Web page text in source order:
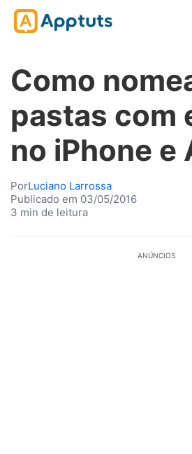
Como
pastas com
no iPhone e
PorLuciano Larrossa
Publicado em 03/05/2016
3 min de leitura
ANÚNCIOS